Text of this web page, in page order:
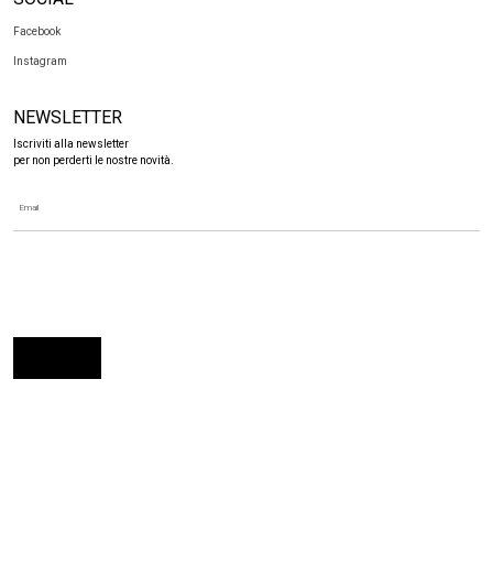
Facebook
Instagram
NEWSLETTER
Iscriviti alla newsletter
per non perderti le nostre novità.